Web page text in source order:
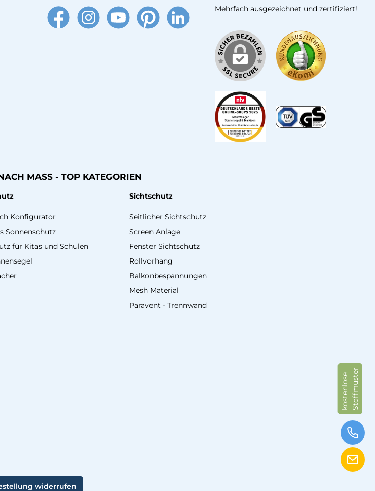
FacebookInstagramYouTube Pinterest LinkedIn
Mehrfach ausgezeichnet und zertifiziert!
MASS - TOP KATEGORIEN
Konfigurator
Sonnenschutz
für Kitas und Schulen
Sichtschutz
Seitlicher Sichtschutz
Screen Anlage
Fenster Sichtschutz
Rollvorhang
Balkonbespannungen
Mesh Material
Paravent - Trennwand
kostenloseStoffmuster
widerrufen